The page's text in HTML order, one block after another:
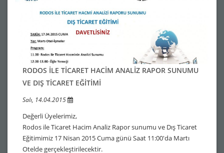
RODOS İLE TİCARET HACİM ANALİZ RAPOR SUNUMU
VE DIŞ TİCARET EĞİTİMİ
Salı, 14.04.2015
Değerli Üyelerimiz,
Rodos ile Ticaret Hacim Analiz Rapor sunumu ve Dış Ticaret
Eğitimimiz 17 Nisan 2015 Cuma günü Saat 11:00'da Martı
Otelde gerçekleştirilecektir.